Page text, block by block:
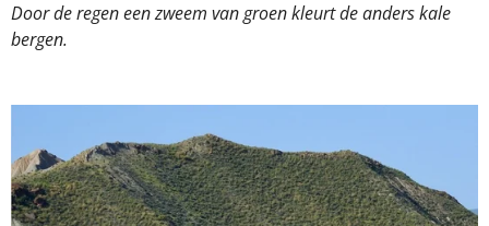
Door de regen een zweem van groen kleurt de anders kale
bergen.